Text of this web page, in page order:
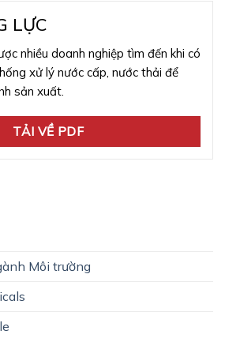
LỰC
nhiều doanh nghiệp tìm đến khi có
xử lý nước cấp, nước thải để
sản xuất.
TẢI VỀ PDF
Môi trường